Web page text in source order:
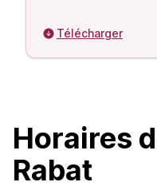
Télécharger
Horaires
Rabat